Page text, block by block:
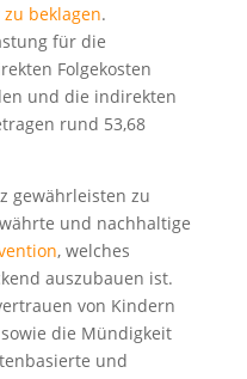
zu beklagen.
für die
Folgekosten
und die indirekten
rund 53,68
gewährleisten zu
und nachhaltige
, welches
auszubauen ist.
von Kindern
die Mündigkeit
und